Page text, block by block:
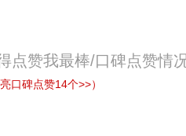
点赞我最棒/口碑点赞情况
亮口碑点赞14个>>）